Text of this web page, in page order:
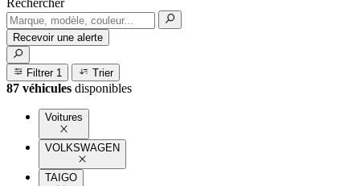
Rechercher
Recevoir une alerte
Filtrer 1 Trier
87 véhicules disponibles
Voitures
VOLKSWAGEN
TAIGO